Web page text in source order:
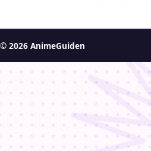
© 2026 AnimeGuiden